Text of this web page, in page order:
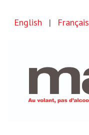
English | Français